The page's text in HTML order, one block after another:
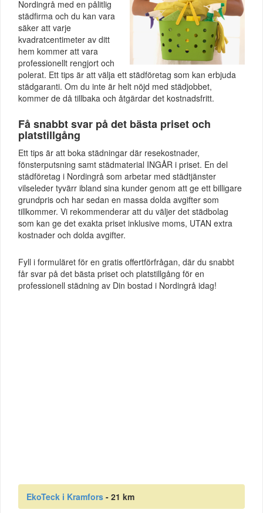
Nordingrå med en pålitlig
städfirma och du kan vara
säker att varje
kvadratcentimeter av ditt
hem kommer att vara
professionellt rengjort och
polerat. Ett tips är att välja ett städföretag som kan erbjuda
städgaranti. Om du inte är helt nöjd med städjobbet,
kommer de då tillbaka och åtgärdar det kostnadsfritt.
Få snabbt svar på det bästa priset och
platstillgång
Ett tips är att boka städningar där resekostnader,
fönsterputsning samt städmaterial INGÅR i priset. En del
städföretag i Nordingrå som arbetar med städtjänster
vilseleder tyvärr ibland sina kunder genom att ge ett billigare
grundpris och har sedan en massa dolda avgifter som
tillkommer. Vi rekommenderar att du väljer det städbolag
som kan ge det exakta priset inklusive moms, UTAN extra
kostnader och dolda avgifter.
Fyll i formuläret för en gratis offertförfrågan, där du snabbt
får svar på det bästa priset och platstillgång för en
professionell städning av Din bostad i Nordingrå idag!
EkoTeck i Kramfors - 21 km